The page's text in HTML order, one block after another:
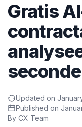
Gratis
Updated on
Published on
By CX Team